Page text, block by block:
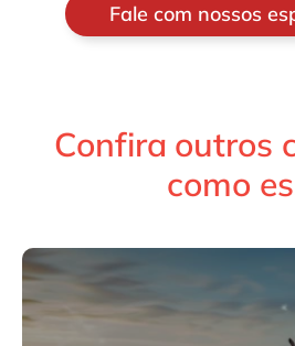
Fale com nossos
Confira outros
como